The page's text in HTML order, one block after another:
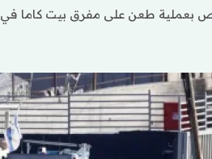
بعملية طعن على مفرق بيت كاما في